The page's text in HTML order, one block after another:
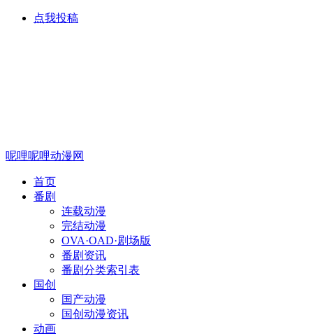
点我投稿
呢哩呢哩动漫网
首页
番剧
连载动漫
完结动漫
OVA·OAD·剧场版
番剧资讯
番剧分类索引表
国创
国产动漫
国创动漫资讯
动画